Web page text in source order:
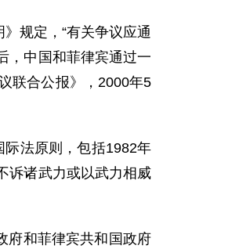
规定，“有关争议应通
，中国和菲律宾通过一
联合公报》，2000年5
法原则，包括1982年
诉诸武力或以武力相威
和菲律宾共和国政府